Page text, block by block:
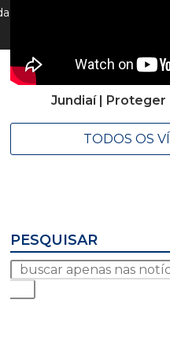
Jundiaí | Proteger
TODOS OS
PESQUISAR